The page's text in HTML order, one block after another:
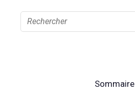
Sommaire